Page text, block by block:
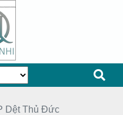
Dệt Thủ Đức